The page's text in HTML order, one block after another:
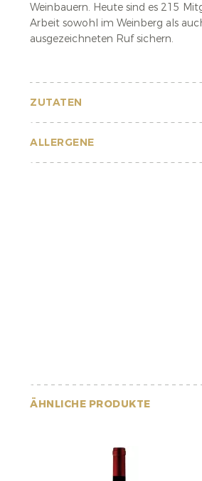
Weinbauern. Heute sind es 215
Arbeit sowohl im Weinberg als
ausgezeichneten Ruf sichern.
ZUTATEN
ALLERGENE
ÄHNLICHE PRODUKTE